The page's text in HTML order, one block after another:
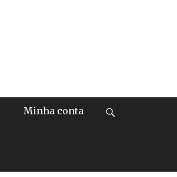
Minha conta